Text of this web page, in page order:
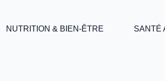
NUTRITION & BIEN-ÊTRE SANTÉ